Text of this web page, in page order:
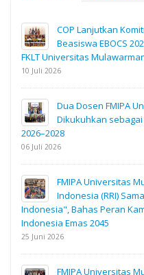
COP Lanjutkan
Beasiswa EBOCS
FKLT Universitas
10 Juli 2026
Dua Dosen FMIPA
Dikukuhkan sebagai
2026–2028
06 Juli 2026
FMIPA Universitas
Indonesia (RRI)
Indonesia", Bahas Peran
Indonesia Emas 2045
25 Juni 2026
FMIPA Universitas